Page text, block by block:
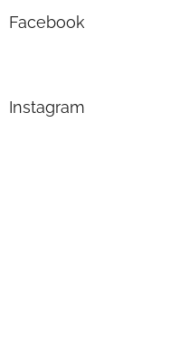
Facebook
Instagram